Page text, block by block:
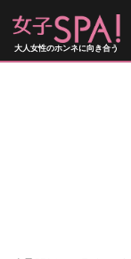
大人女性のホンネに向き合う